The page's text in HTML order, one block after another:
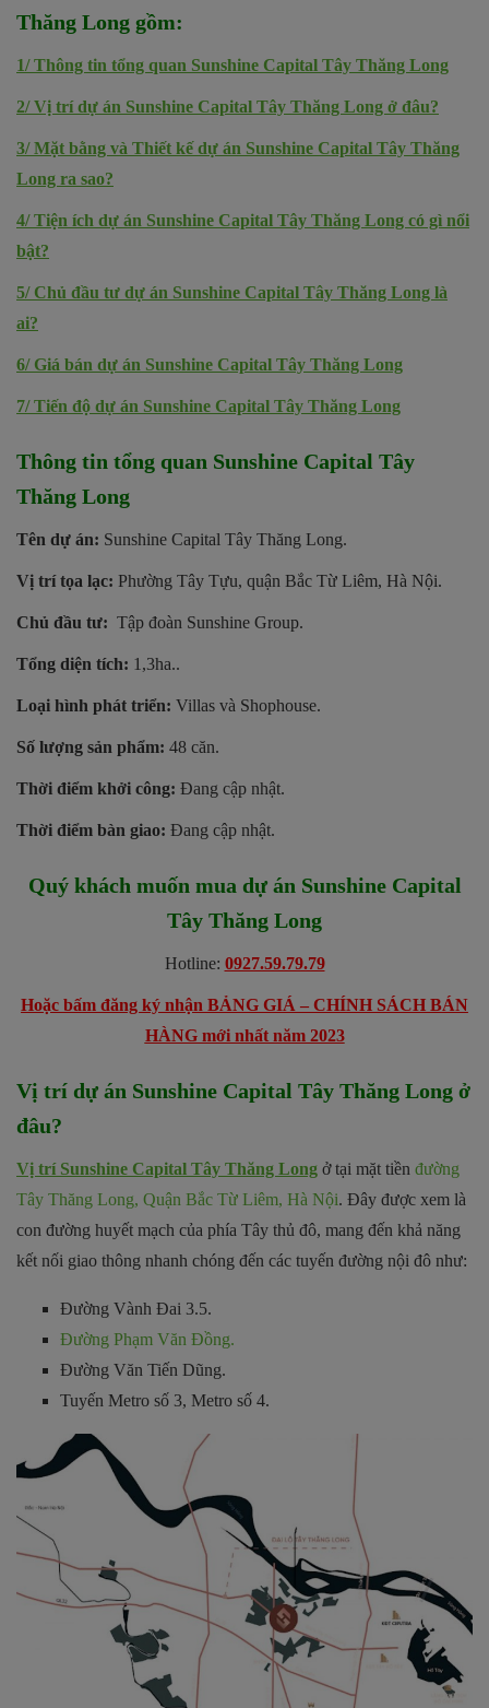
Thăng Long gồm:
1/Thông tin tổng quan Sunshine Capital Tây Thăng Long
2/Vị trí dự án Sunshine Capital Tây Thăng Long ở đâu?
3/Mặt bằng và Thiết kế dự án Sunshine Capital Tây Thăng
Long ra sao?
4/Tiện ích dự án Sunshine Capital Tây Thăng Long có gì nổi
bật?
5/ Chủ đầu tư dự án Sunshine Capital Tây Thăng Long là
ai?
6/ Giá bán dự án Sunshine Capital Tây Thăng Long
7/Tiến độ dự án Sunshine Capital Tây Thăng Long
Thông tin tổng quan Sunshine Capital Tây
Thăng Long
Tên dự án: Sunshine Capital Tây Thăng Long.
Vị trí tọa lạc: Phường Tây Tựu, quận Bắc Từ Liêm, Hà Nội.
Chủ đầu tư: Tập đoàn Sunshine Group.
Tổng diện tích: 1,3ha..
Loại hình phát triển: Villas và Shophouse.
Số lượng sản phẩm: 48 căn.
Thời điểm khởi công: Đang cập nhật.
Thời điểm bàn giao: Đang cập nhật.
Quý khách muốn mua dự án Sunshine Capital
Tây Thăng Long
Hotline: 0927.59.79.79
Hoặc bấm đăng ký nhận BẢNG GIÁ – CHÍNH SÁCH BÁN
HÀNG mới nhất năm 2023
Vị trí dự án Sunshine Capital Tây Thăng Long ở
đâu?
Vị trí Sunshine Capital Tây Thăng Long ở tại mặt tiền đường
Tây Thăng Long, Quận Bắc Từ Liêm, Hà Nội. Đây được xem là
con đường huyết mạch của phía Tây thủ đô, mang đến khả năng
kết nối giao thông nhanh chóng đến các tuyến đường nội đô như:
Đường Vành Đai 3.5.
Đường Phạm Văn Đồng.
Đường Văn Tiến Dũng.
Tuyến Metro số 3, Metro số 4.